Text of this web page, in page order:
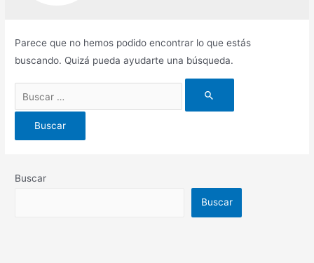
Parece que no hemos podido encontrar lo que estás
buscando. Quizá pueda ayudarte una búsqueda.
Buscar
Buscar